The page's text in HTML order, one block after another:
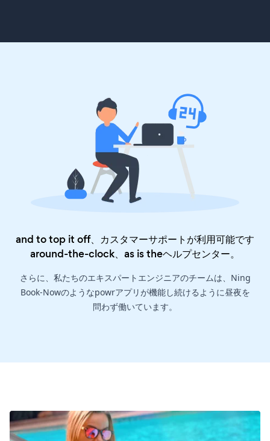
and to top it off、カスタマーサポートが利用可能です
around-the-clock、as is theヘルプセンター。
さらに、私たちのエキスパートエンジニアのチームは、Ning
Book-Nowのようなpowrアプリが機能し続けるように昼夜を
問わず働いています。